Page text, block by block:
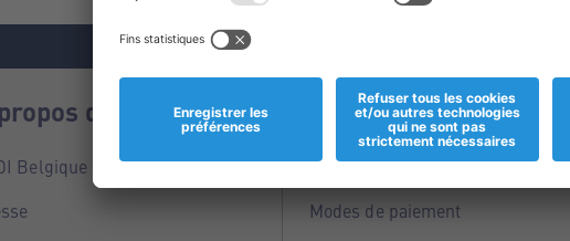
de nous
Belgique
Informations
Magasins
Modes de paiement